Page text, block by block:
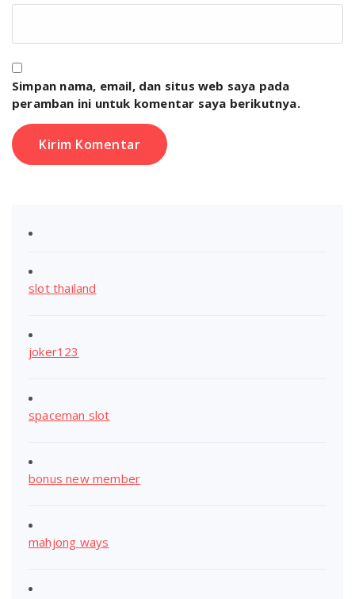
Simpan nama, email, dan situs web saya pada
peramban ini untuk komentar saya berikutnya.
slot thailand
joker123
spaceman slot
bonus new member
mahjong ways